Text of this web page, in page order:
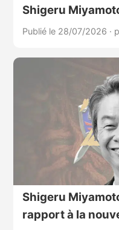
Shigeru
Publié le 28/07/2026 ·
Shigeru
rapport à la